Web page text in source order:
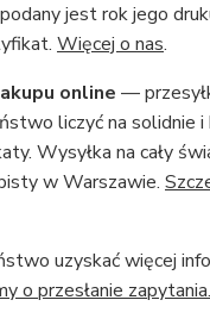
jest rok jego
Więcej o nas.
online —
liczyć na solidnie i
Wysyłka na cały
w Warszawie.
uzyskać więcej
o przesłanie zapytania.